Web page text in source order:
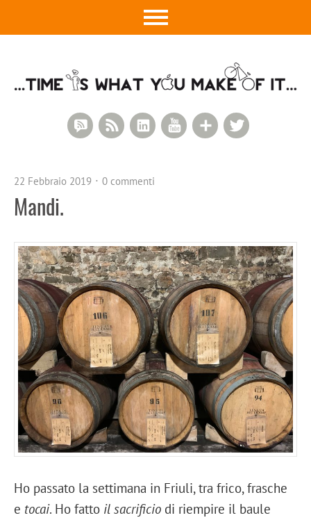
Google+
YouTube
LinkedIn
RSS Feed
RSS Comments
22 Febbraio 2019 0 commenti
Mandi.
Ho passato la settimana in Friuli, tra frico, frasche
e tocai. Ho fatto il sacrificio di riempire il baule